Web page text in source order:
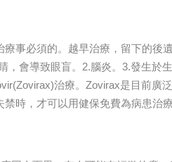
事必須的。越早治療，留下的後
會導致眼盲。2.腦炎。3.發生於
治療。Zovirax是目前廣
時，才可以用健保免費為病患治